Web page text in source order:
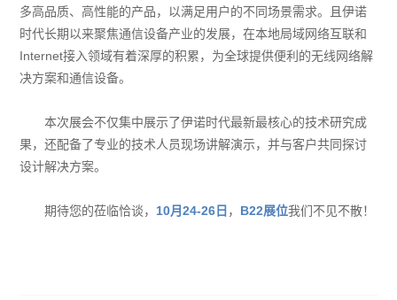
多高品质、高性能的产品，以满足用户的不同场景需求。且伊诺
时代长期以来聚焦通信设备产业的发展，在本地局域网络互联和
Internet接入领域有着深厚的积累，为全球提供便利的无线网络解
决方案和通信设备。
本次展会不仅集中展示了伊诺时代最新最核心的技术研究成
果，还配备了专业的技术人员现场讲解演示，并与客户共同探讨
设计解决方案。
期待您的莅临恰谈， 10月24-26日 ， B22展位我们不见不散！